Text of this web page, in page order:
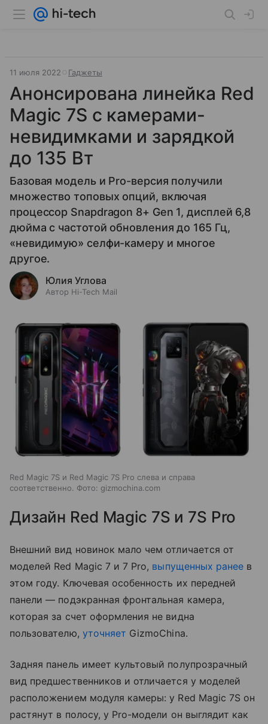
11 июля 2022 Гаджеты
Анонсирована линейка Red
Magic 7S с камерами-
невидимками и зарядкой
до 135 Вт
Базовая модель и Pro-версия получили
множество топовых опций, включая
процессор Snapdragon 8+ Gen 1, дисплей 6,8
дюйма с частотой обновления до 165 Гц,
«невидимую» селфи-камеру и многое
другое.
Юлия Углова
Автор Hi-Tech Mail
Red Magic 7S и Red Magic 7S Pro слева и справа
соответственно. Фото: gizmochina.com
Дизайн Red Magic 7S и 7S Pro
Внешний вид новинок мало чем отличается от
моделей Red Magic 7 и 7 Pro, выпущенных ранее в
этом году. Ключевая особенность их передней
панели — подэкранная фронтальная камера,
которая за счет оформления не видна
пользователю, уточняет GizmoChina.
Задняя панель имеет культовый полупрозрачный
вид предшественников и отличается у моделей
расположением модуля камеры: у Red Magic 7S он
растянут в полосу, у Pro-модели он выглядит как